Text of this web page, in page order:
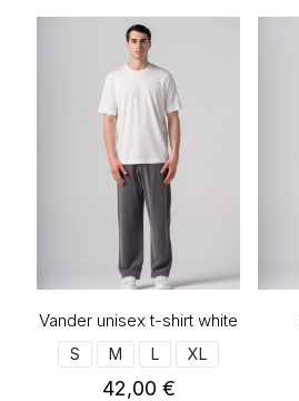
το
προϊόν
έχει
πολλαπλές
παραλλαγές.
επιλογές
μπορούν
να
επιλεγούν
στη
σελίδα
του
Vander unisex t-shirt white
S M L XL
42,00 €